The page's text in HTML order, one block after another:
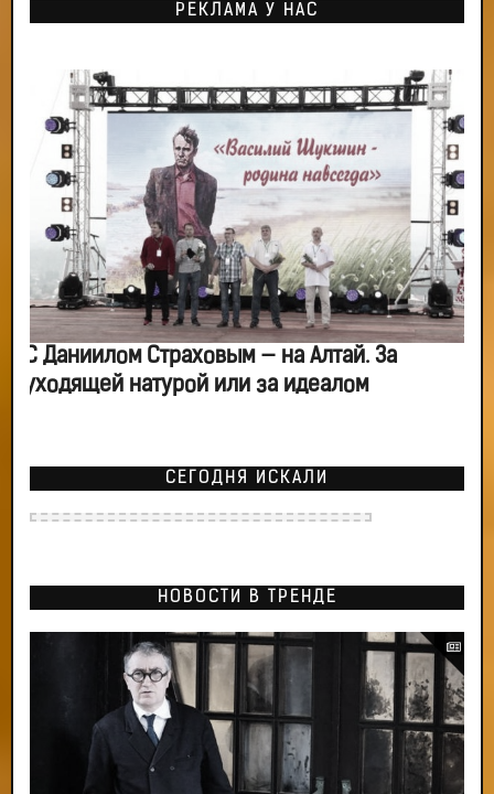
РЕКЛАМА У НАС
С Даниилом Страховым — на Алтай. За
уходящей натурой или за идеалом
СЕГОДНЯ ИСКАЛИ
НОВОСТИ В ТРЕНДЕ